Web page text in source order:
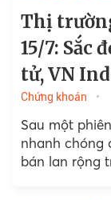
Thị
15/7: Sắc
tử, VN
Chứng khoán
Sau một
nhanh chóng
bán lan rộng